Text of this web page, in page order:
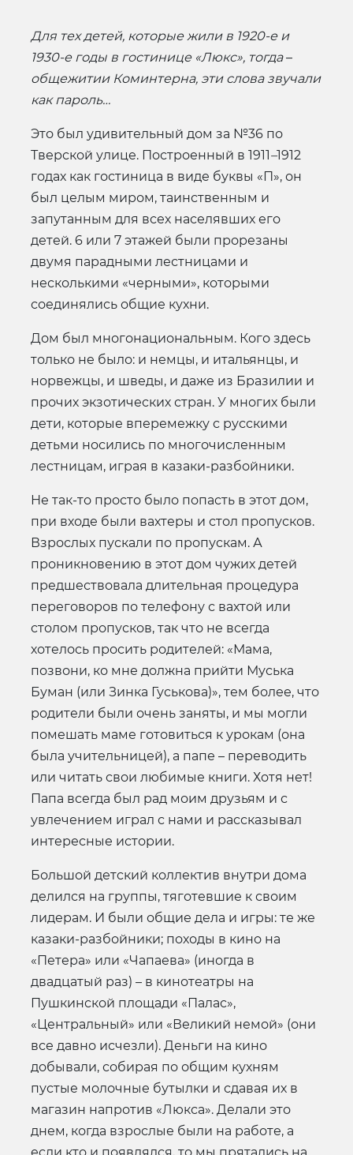
Для тех детей, которые жили в 1920-е и
1930-е годы в гостинице «Люкс», тогда–
общежитии Коминтерна, эти слова звучали
как пароль…
Это был удивительный дом за №36 по
Тверской улице. Построенный в 1911–1912
годах как гостиница в виде буквы «П», он
был целым миром, таинственным и
запутанным для всех населявших его
детей. 6 или 7 этажей были прорезаны
двумя парадными лестницами и
несколькими «черными», которыми
соединялись общие кухни.
Дом был многонациональным. Кого здесь
только не было: и немцы, и итальянцы, и
норвежцы, и шведы, и даже из Бразилии и
прочих экзотических стран. У многих были
дети, которые вперемежку с русскими
детьми носились по многочисленным
лестницам, играя в казаки-разбойники.
Не так-то просто было попасть в этот дом,
при входе были вахтеры и стол пропусков.
Взрослых пускали по пропускам. А
проникновению в этот дом чужих детей
предшествовала длительная процедура
переговоров по телефону с вахтой или
столом пропусков, так что не всегда
хотелось просить родителей: «Мама,
позвони, ко мне должна прийти Муська
Буман (или Зинка Гуськова)», тем более, что
родители были очень заняты, и мы могли
помешать маме готовиться к урокам (она
была учительницей), а папе – переводить
или читать свои любимые книги. Хотя нет!
Папа всегда был рад моим друзьям и с
увлечением играл с нами и рассказывал
интересные истории.
Большой детский коллектив внутри дома
делился на группы, тяготевшие к своим
лидерам. И были общие дела и игры: те же
казаки-разбойники; походы в кино на
«Петера» или «Чапаева» (иногда в
двадцатый раз) – в кинотеатры на
Пушкинской площади «Палас»,
«Центральный» или «Великий немой» (они
все давно исчезли). Деньги на кино
добывали, собирая по общим кухням
пустые молочные бутылки и сдавая их в
магазин напротив «Люкса». Делали это
днем, когда взрослые были на работе, а